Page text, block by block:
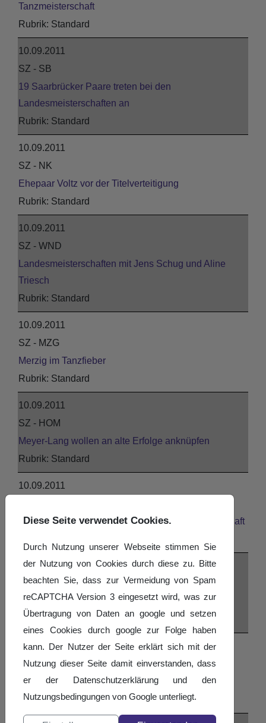
Tanzmeisterschaft
Standard
10.09.2011
SZ - SB
19 Saarbrücker Paare treten bei den
Landesmeisterschaften an
Standard
10.09.2011
SZ - NK
Ehepaar Voltz vor der Titelverteitigung
Standard
10.09.2011
SZ - WND
Landesmeisterschaften mit Jens Schug und Aline
Triesch
Standard
10.09.2011
SZ - MZG
Merzig im Tanzfieber
Standard
10.09.2011
SZ - HOM
Meyer-Lang wollen an alte Erfolge anknüpfen
Standard
10.09.2011
Sieben Paare tanzen Richtung Saarlandmeisterschaft
10.09.2011
SZ - IGB
St. Ingberter Paare möchten ihre Titel verteitigen
Standard
10.09.2011
SZ - Sport
Ungwohnte Konkurrenz für die Geschwister Karst
Standard
Diese Seite verwendet Cookies.
Durch Nutzung unserer Webseite stimmen Sie
der Nutzung von Cookies durch diese zu. Bitte
beachten Sie, dass zur Vermeidung von Spam
reCAPTCHA Version 3 eingesetzt wird, was zur
Übertragung von Daten an google und setzen
eines Cookies durch google zur Folge haben
kann. Der Nutzer der Seite erklärt sich mit der
Nutzung dieser Seite damit einverstanden, dass
er der Datenschutzerklärung und den
Nutzungsbedingungen von Google unterliegt.